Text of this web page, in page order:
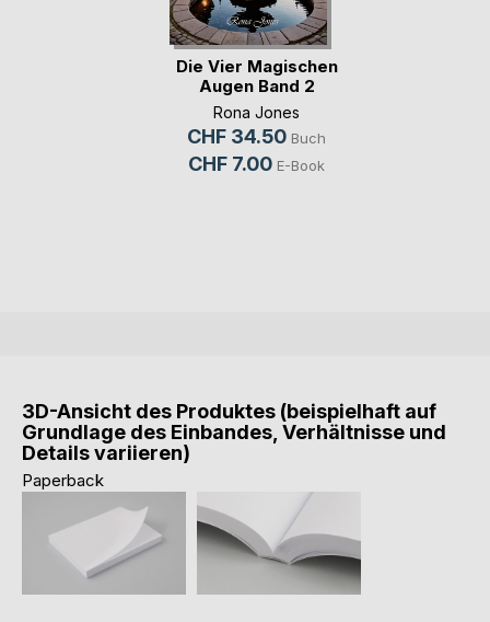
Die Vier Magischen
Augen Band 2
Rona Jones
CHF 34.50 Buch
CHF 7.00 E-Book
3D-Ansicht des Produktes (beispielhaft auf
Grundlage des Einbandes, Verhältnisse und
Details variieren)
Paperback